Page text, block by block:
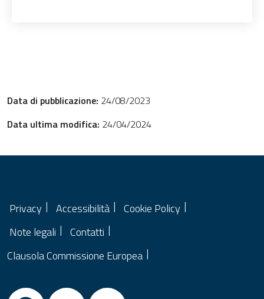
Data di pubblicazione: 24/08/2023
Data ultima modifica: 24/04/2024
Privacy Accessibilità
Cookie Policy
Note legali
Contatti
Clausola Commissione Europea